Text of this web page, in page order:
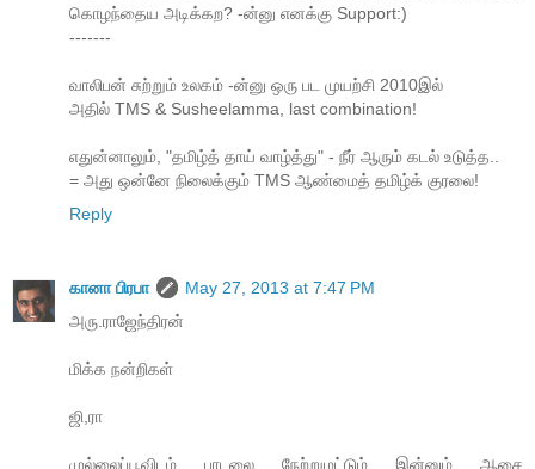
கொழந்தைய அடிக்கற? -ன்னு எனக்கு Support:)
-------
வாலிபன் சுற்றும் உலகம் -ன்னு ஒரு பட முயற்சி 2010இல்
அதில் TMS & Susheelamma, last combination!
எதுன்னாலும், "தமிழ்த் தாய் வாழ்த்து" - நீர் ஆரும் கடல் உடுத்த..
= அது ஒன்னே நிலைக்கும் TMS ஆண்மைத் தமிழ்க் குரலை!
Reply
கானா பிரபா
May 27, 2013 at 7:47 PM
அரு.ராஜேந்திரன்
மிக்க நன்றிகள்
ஜி,ரா
முல்லைப்பூவிடம் பாடலை நேற்றுமட்டும் இன்னும் ஆசை